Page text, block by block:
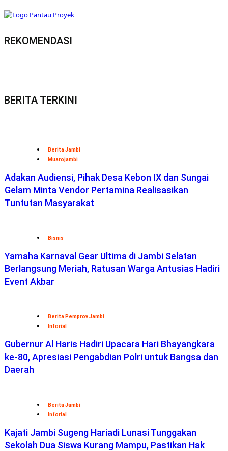
REKOMENDASI
BERITA TERKINI
Berita Jambi
Muarojambi
Adakan Audiensi, Pihak Desa Kebon IX dan Sungai
Gelam Minta Vendor Pertamina Realisasikan
Tuntutan Masyarakat
Bisnis
Yamaha Karnaval Gear Ultima di Jambi Selatan
Berlangsung Meriah, Ratusan Warga Antusias Hadiri
Event Akbar
Berita Pemprov Jambi
Inforial
Gubernur Al Haris Hadiri Upacara Hari Bhayangkara
ke-80, Apresiasi Pengabdian Polri untuk Bangsa dan
Daerah
Berita Jambi
Inforial
Kajati Jambi Sugeng Hariadi Lunasi Tunggakan
Sekolah Dua Siswa Kurang Mampu, Pastikan Hak